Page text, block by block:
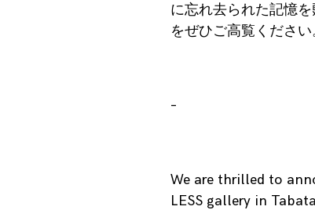
に忘れ去られた記憶
をぜひご高覧ください
–
We are thrilled to
LESS gallery in